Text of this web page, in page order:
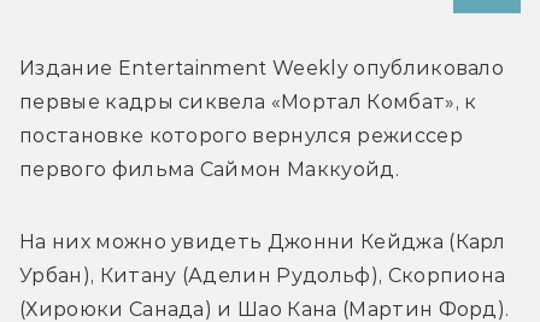
Издание Entertainment Weekly опубликовало
первые кадры сиквела «Мортал Комбат», к
постановке которого вернулся режиссер
первого фильма Саймон Маккуойд.
На них можно увидеть Джонни Кейджа (Карл
Урбан), Китану (Аделин Рудольф), Скорпиона
(Хироюки Санада) и Шао Кана (Мартин Форд).